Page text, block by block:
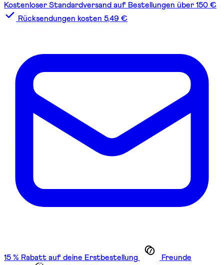
Kostenloser Standardversand auf Bestellungen über 150 €
Rücksendungen kosten 5,49 €
15 % Rabatt auf deine Erstbestellung
Freunde